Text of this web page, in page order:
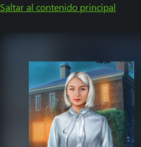
Saltar al contenido principal